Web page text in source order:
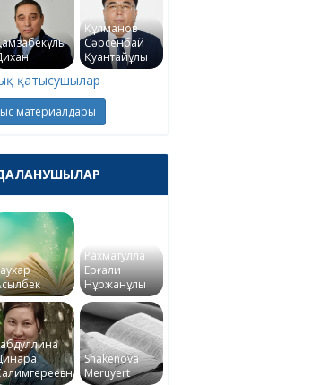
Құлманов
Сәрсенбай
Қуантайұлы
қатысушылар
материалдары
Рахматулла
Ерғали
Нұржанұлы
Shakenova
Meruyert